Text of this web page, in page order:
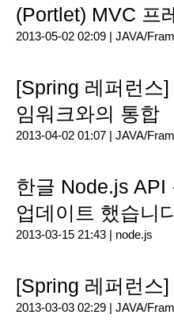
(Portlet) MVC 프
2013-05-02 02:09 | JAVA/
[Spring 레퍼런스
임워크와의 통합
2013-04-02 01:07 | JAVA/
한글 Node.js API
업데이트 했습니
2013-03-15 21:43 | node.js
[Spring 레퍼런스
2013-03-03 02:29 | JAVA/